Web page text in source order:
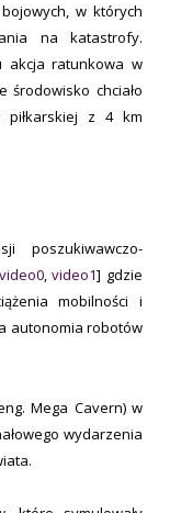
w których
na katastrofy.
akcja ratunkowa w
środowisko chciało
piłkarskiej z 4 km
poszukiwawczo-
,video1] gdzie
mobilności i
autonomia robotów
Mega Cavern) w
wydarzenia